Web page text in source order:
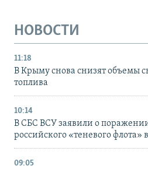
НОВОСТИ
11:18
В Крыму снова снизят объемы
топлива
10:14
В СБС ВСУ заявили о поражении
российского «теневого флота»
09:05